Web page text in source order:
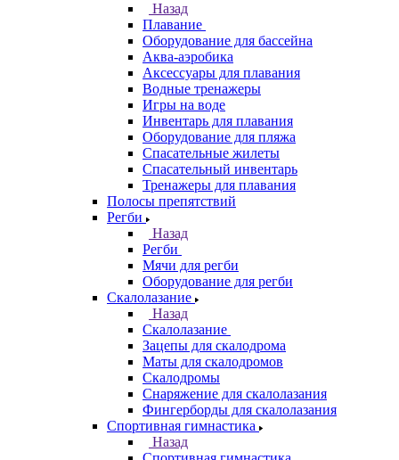
Назад
Плавание
Оборудование для бассейна
Аква-аэробика
Аксессуары для плавания
Водные тренажеры
Игры на воде
Инвентарь для плавания
Оборудование для пляжа
Спасательные жилеты
Спасательный инвентарь
Тренажеры для плавания
Полосы препятствий
Регби
Назад
Регби
Мячи для регби
Оборудование для регби
Скалолазание
Назад
Скалолазание
Зацепы для скалодрома
Маты для скалодромов
Скалодромы
Снаряжение для скалолазания
Фингерборды для скалолазания
Спортивная гимнастика
Назад